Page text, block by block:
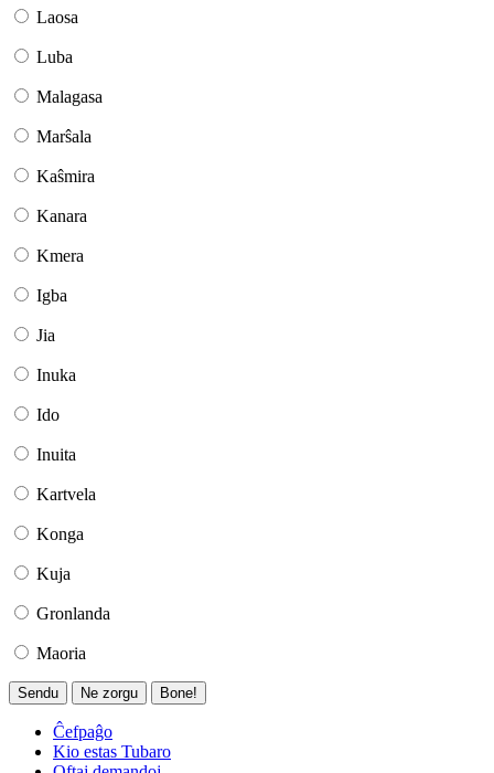
Laosa
Luba
Malagasa
Marŝala
Kaŝmira
Kanara
Kmera
Igba
Jia
Inuka
Ido
Inuita
Kartvela
Konga
Kuja
Gronlanda
Maoria
Sendu Ne zorgu Bone!
Ĉefpaĝo
Kio estas Tubaro